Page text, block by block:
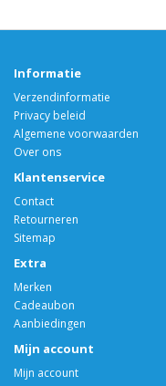
Informatie
Verzendinformatie
Privacy beleid
Algemene voorwaarden
Over ons
Klantenservice
Contact
Retourneren
Sitemap
Extra
Merken
Cadeaubon
Aanbiedingen
Mijn account
Mijn account